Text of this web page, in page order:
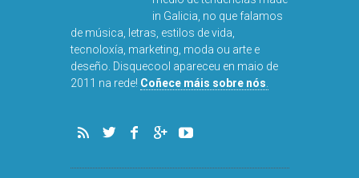
in Galicia, no que falamos
de música, letras, estilos de vida,
tecnoloxía, marketing, moda ou arte e
deseño. Disquecool apareceu en maio de
2011 na rede! Coñece máis sobre nós.